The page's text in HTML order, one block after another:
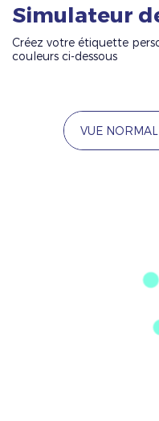
Simulateur
Créez votre étiquette
couleurs ci-dessous
VUE